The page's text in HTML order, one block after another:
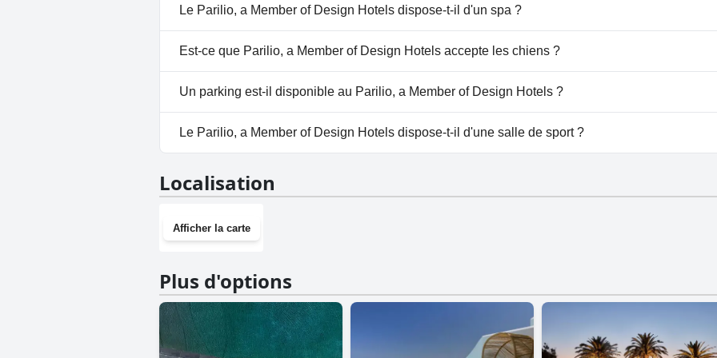
Oui, Parilio, a Member of Design Hotels dispose de piscine(s) appartenant à une ou
Le Parilio, a Member of Design Hotels dispose-t-il d'un spa ?
Oui, un spa est disponible à Parilio, a Member of Design Hotels.
Est-ce que Parilio, a Member of Design Hotels accepte les chiens ?
Non, Parilio, a Member of Design Hotels n'accepte pas les chiens.
Un parking est-il disponible au Parilio, a Member of Design Hotels ?
Oui, un parking est disponible à Parilio, a Member of Design Hotels.
Le Parilio, a Member of Design Hotels dispose-t-il d'une salle de sport ?
Localisation
Afficher la carte
Plus d'options